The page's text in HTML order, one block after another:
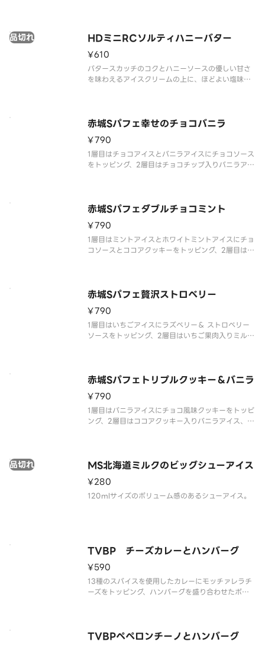
HDミニRCソルティハニーバター
品切れ
¥610
バタースカッチのコクとハニーソースの優しい甘さ
を味わえるアイスクリームの上に、ほどよい塩味を
赤城Sパフェ幸せのチョコバニラ
¥790
1層目はチョコアイスとバニラアイスにチョコソース
をトッピング、2層目はチョコチップ入りバニラアイ
赤城Sパフェダブルチョコミント
¥790
1層目はミントアイスとホワイトミントアイスにチョ
コソースとココアクッキーをトッピング、2層目はホ
赤城Sパフェ贅沢ストロベリー
¥790
1層目はいちごアイスにラズベリー＆ ストロベリー
ソースをトッピング、2層目はいちご果肉入りミルク
赤城Sパフェトリプルクッキー＆バニラ
¥790
1層目はバニラアイスにチョコ風味クッキーをトッピ
ング、2層目はココアクッキー入りバニラアイス、2
MS北海道ミルクのビッグシューアイス
品切れ
¥280
120mlサイズのボリューム感のあるシューアイス。
TVBP チーズカレーとハンバーグ
¥590
13種のスパイスを使用したカレーにモッチァレラチ
ーズをトッピング、ハンバーグを盛り合わせたボリ
TVBPペペロンチーノとハンバーグ